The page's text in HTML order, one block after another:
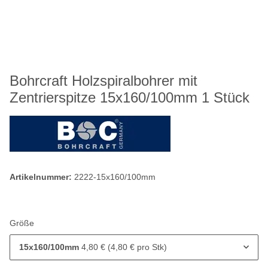
Bohrcraft Holzspiralbohrer mit
Zentrierspitze 15x160/100mm 1 Stück
Artikelnummer: 2222-15x160/100mm
Größe
15x160/100mm 4,80 € (4,80 € pro Stk)